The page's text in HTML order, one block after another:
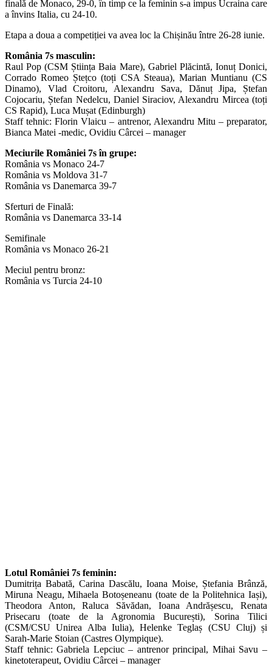
finală de Monaco, 29-0, în timp ce la feminin s-a impus Ucraina care
a învins Italia, cu 24-10.
Etapa a doua a competiției va avea loc la Chișinău între 26-28 iunie.
România 7s masculin:
Raul Pop (CSM Știința Baia Mare), Gabriel Plăcintă, Ionuț Donici,
Corrado Romeo Ștețco (toți CSA Steaua), Marian Muntianu (CS
Dinamo), Vlad Croitoru, Alexandru Sava, Dănuț Jipa, Ștefan
Cojocariu, Ștefan Nedelcu, Daniel Siraciov, Alexandru Mircea (toți
CS Rapid), Luca Mușat (Edinburgh)
Staff tehnic: Florin Vlaicu – antrenor, Alexandru Mitu – preparator,
Bianca Matei -medic, Ovidiu Cârcei – manager
Meciurile României 7s în grupe:
România vs Monaco 24-7
România vs Moldova 31-7
România vs Danemarca 39-7
Sferturi de Finală:
România vs Danemarca 33-14
Semifinale
România vs Monaco 26-21
Meciul pentru bronz:
România vs Turcia 24-10
Lotul României 7s feminin:
Dumitrița Babată, Carina Dascălu, Ioana Moise, Ștefania Brânză,
Miruna Neagu, Mihaela Botoșeneanu (toate de la Politehnica Iași),
Theodora Anton, Raluca Săvădan, Ioana Andrășescu, Renata
Prisecaru (toate de la Agronomia București), Sorina Tilici
(CSM/CSU Unirea Alba Iulia), Helenke Teglaș (CSU Cluj) și
Sarah-Marie Stoian (Castres Olympique).
Staff tehnic: Gabriela Lepciuc – antrenor principal, Mihai Savu –
kinetoterapeut, Ovidiu Cârcei – manager